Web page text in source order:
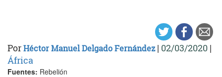
PorHéctor Manuel Delgado Fernández| 02/03/2020 |
África
Fuentes: Rebelión